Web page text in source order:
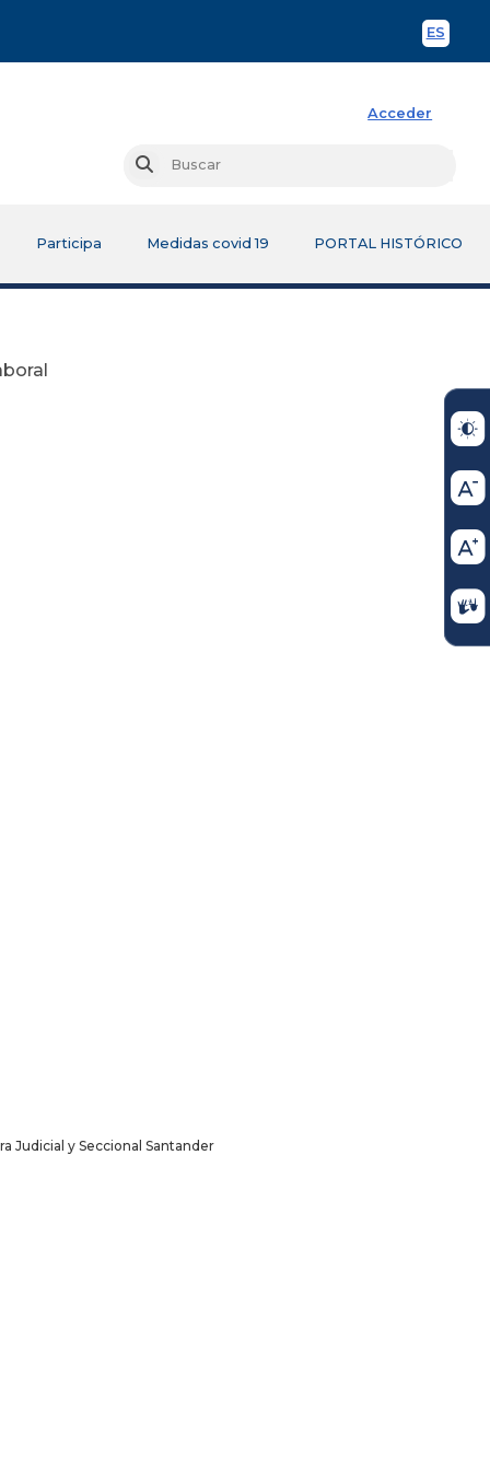
ES
Acceder
Buscar
Participa Medidas covid 19 PORTAL HISTÓRICO
Judicial y Seccional Santander